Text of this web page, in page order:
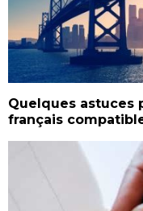
Quelques astuces
français